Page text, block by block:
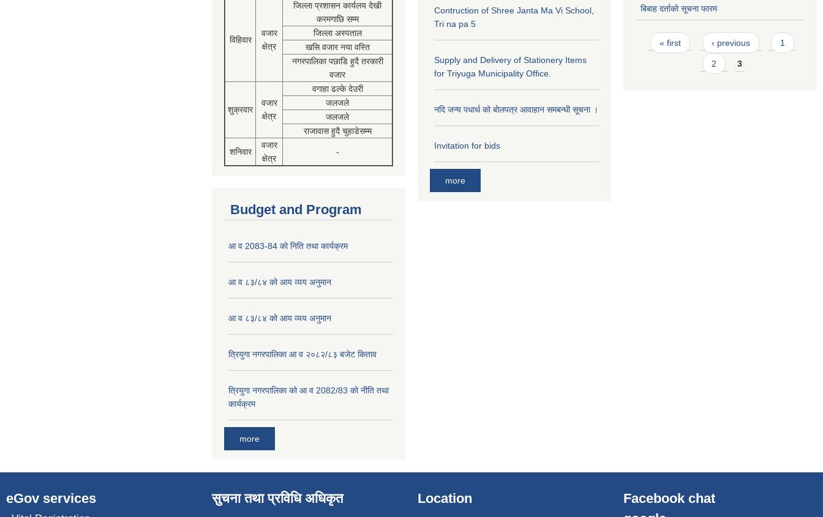
विहिवार
वजार
क्षेत्र
जिल्ला प्रशासन कार्यलय देखी
करमगाछि सम्म
जिल्ला अस्पताल
खसि वजार नया वस्ति
नगरपालिका पछाडि हुदै तरकारी
वजार
शुक्रवार
वजार
क्षेत्र
वगाहा ढल्के देउरी
जलजले
जलजले
राजावास हुदै चुहाडेसम्म
शनिवार
वजार
क्षेत्र
-
Budget and Program
आ व 2083-84 को निति तथा कार्यक्रम
आ व ८३/८४ को आय व्यय अनुमान
आ व ८३/८४ को आय व्यय अनुमान
त्रियुगा नगरपालिका आ व २०८२/८३ बजेट किताव
त्रियुगा नगरपालिका को आ व 2082/83 को नीति तथा
कार्यक्रम
more
Contruction of Shree Janta Ma Vi School,
Tri na pa 5
Supply and Delivery of Stationery Items
for Triyuga Municipality Office.
नदि जन्य पधार्थ को बोलपत्र आवाहान समबन्धी सूचना ।
Invitation for bids
more
बिबाह दर्ताको सूचना फारम
Pages
« first ‹ previous 1
2 3
eGov services सुचना तथा प्रविधि अधिकृत Location
Facebook chat